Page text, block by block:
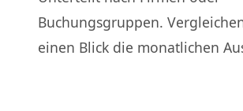
Buchungsgruppen.
einen Blick die monatlichen